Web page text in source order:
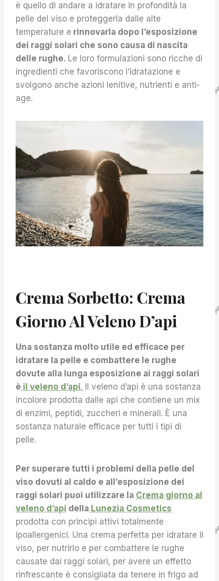
è quello di andare a idratare in profondità la
pelle del viso e proteggerla dalle alte
temperature e rinnovarla dopo l’esposizione
dei raggi solari che sono causa di nascita
delle rughe. Le loro formulazioni sono ricche di
ingredienti che favoriscono l’idratazione e
svolgono anche azioni lenitive, nutrienti e anti-
age.
Crema Sorbetto: Crema
Giorno Al Veleno D’api
Una sostanza molto utile ed efficace per
idratare la pelle e combattere le rughe
dovute alla lunga esposizione ai raggi solari
è il veleno d’api. Il veleno d’api è una sostanza
incolore prodotta dalle api che contiene un mix
di enzimi, peptidi, zuccheri e minerali. È una
sostanza naturale efficace per tutti i tipi di
pelle.
Per superare tutti i problemi della pelle del
viso dovuti al caldo e all’esposizione dei
raggi solari puoi utilizzare la Crema giorno al
veleno d’api della Lunezia Cosmetics
prodotta con principi attivi totalmente
ipoallergenici. Una crema perfetta per idratare il
viso, per nutrirlo e per combattere le rughe
causate dai raggi solari, per avere un effetto
rinfrescante è consigliata da tenere in frigo ad